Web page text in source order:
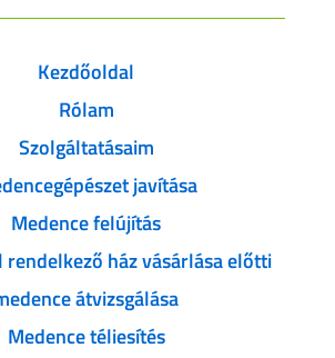
Kezdőoldal
Rólam
Szolgáltatásaim
javítása
Medence felújítás
rendelkező ház vásárlása előtti
átvizsgálása
Medence téliesítés